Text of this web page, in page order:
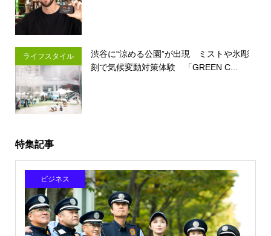
ライフスタイル
渋谷に“涼める公園”が出現 ミストや氷彫
刻で気候変動対策体験 「GREEN C...
特集記事
ビジネス